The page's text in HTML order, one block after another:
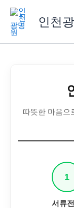
로
인천
따뜻한 마음으
1
서류